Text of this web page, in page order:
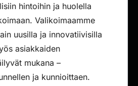
hintoihin ja huolella
Valikoimaamme
uusilla ja innovatiivisilla
asiakkaiden
mukana –
ja kunnioittaen.